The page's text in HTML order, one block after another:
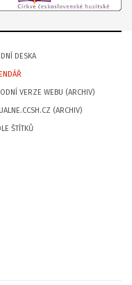
DESKA
VERZE WEBU (ARCHIV)
(ARCHIV)
ŠTÍTKŮ